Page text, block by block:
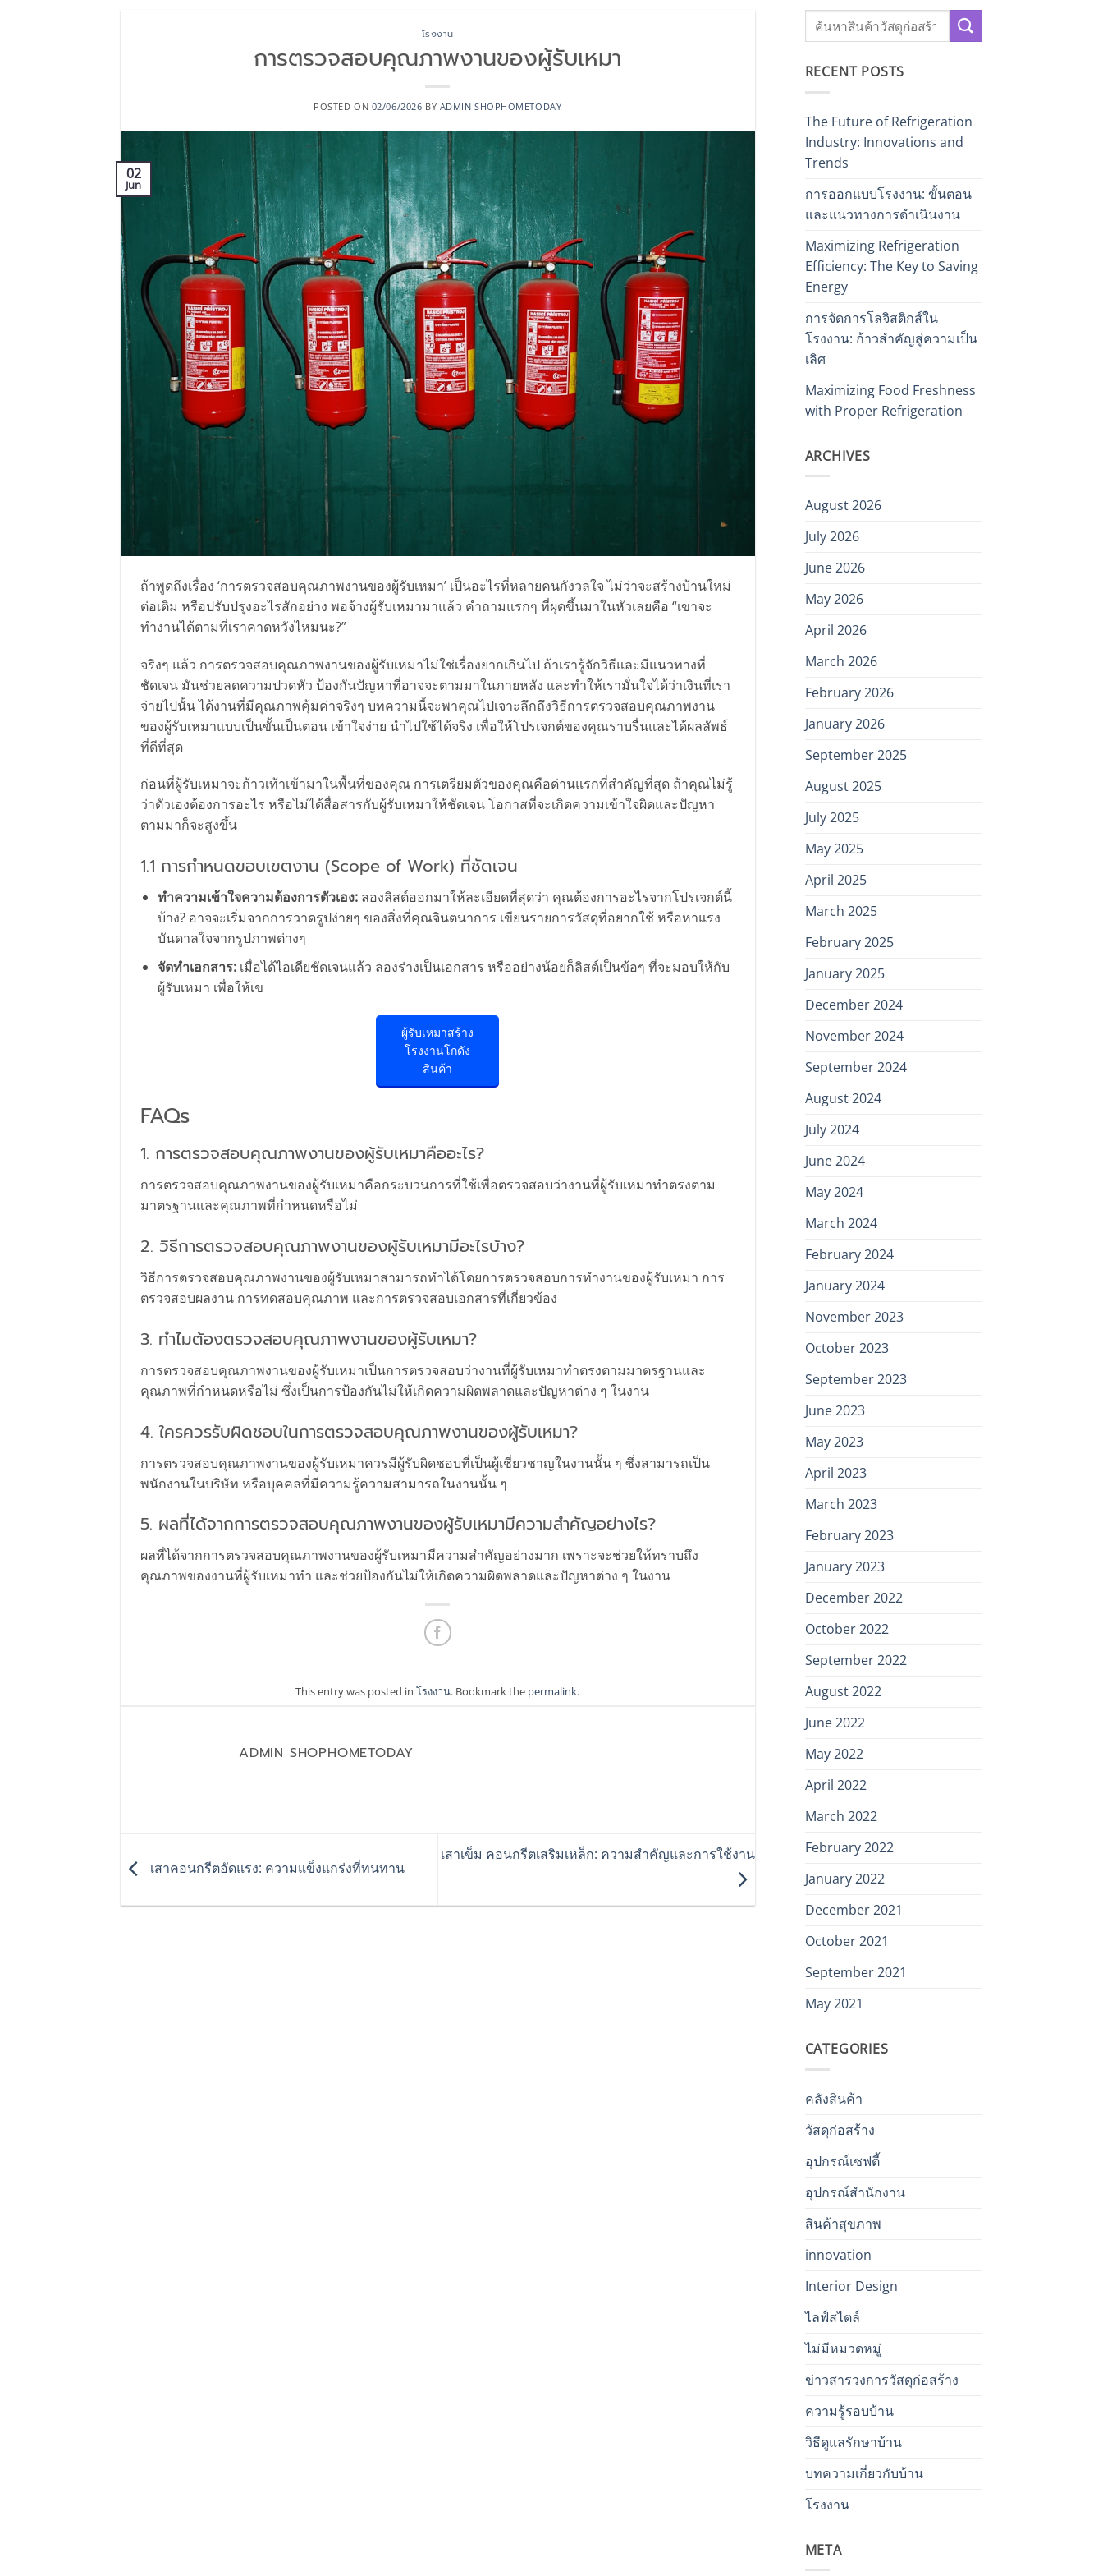
โรงงาน
การตรวจสอบคุณภาพงานของผู้รับเหมา
POSTED ON 02/06/2026 BY ADMIN SHOPHOMETODAY
02
Jun
ถ้าพูดถึงเรื่อง ‘การตรวจสอบคุณภาพงานของผู้รับเหมา’ เป็นอะไรที่หลายคนกังวลใจ ไม่ว่าจะสร้างบ้านใหม่
ต่อเติม หรือปรับปรุงอะไรสักอย่าง พอจ้างผู้รับเหมามาแล้ว คำถามแรกๆ ที่ผุดขึ้นมาในหัวเลยคือ “เขาจะ
ทำงานได้ตามที่เราคาดหวังไหมนะ?”
จริงๆ แล้ว การตรวจสอบคุณภาพงานของผู้รับเหมาไม่ใช่เรื่องยากเกินไป ถ้าเรารู้จักวิธีและมีแนวทางที่
ชัดเจน มันช่วยลดความปวดหัว ป้องกันปัญหาที่อาจจะตามมาในภายหลัง และทำให้เรามั่นใจได้ว่าเงินที่เรา
จ่ายไปนั้น ได้งานที่มีคุณภาพคุ้มค่าจริงๆ บทความนี้จะพาคุณไปเจาะลึกถึงวิธีการตรวจสอบคุณภาพงาน
ของผู้รับเหมาแบบเป็นขั้นเป็นตอน เข้าใจง่าย นำไปใช้ได้จริง เพื่อให้โปรเจกต์ของคุณราบรื่นและได้ผลลัพธ์
ที่ดีที่สุด
ก่อนที่ผู้รับเหมาจะก้าวเท้าเข้ามาในพื้นที่ของคุณ การเตรียมตัวของคุณคือด่านแรกที่สำคัญที่สุด ถ้าคุณไม่รู้
ว่าตัวเองต้องการอะไร หรือไม่ได้สื่อสารกับผู้รับเหมาให้ชัดเจน โอกาสที่จะเกิดความเข้าใจผิดและปัญหา
ตามมาก็จะสูงขึ้น
1.1 การกำหนดขอบเขตงาน (Scope of Work) ที่ชัดเจน
ทำความเข้าใจความต้องการตัวเอง:ลองลิสต์ออกมาให้ละเอียดที่สุดว่า คุณต้องการอะไรจากโปรเจกต์นี้
บ้าง? อาจจะเริ่มจากการวาดรูปง่ายๆ ของสิ่งที่คุณจินตนาการ เขียนรายการวัสดุที่อยากใช้ หรือหาแรง
บันดาลใจจากรูปภาพต่างๆ
จัดทำเอกสาร:เมื่อได้ไอเดียชัดเจนแล้ว ลองร่างเป็นเอกสาร หรืออย่างน้อยก็ลิสต์เป็นข้อๆ ที่จะมอบให้กับ
ผู้รับเหมา เพื่อให้เข
ผู้รับเหมาสร้าง
โรงงานโกดัง
สินค้า
FAQs
1. การตรวจสอบคุณภาพงานของผู้รับเหมาคืออะไร?
การตรวจสอบคุณภาพงานของผู้รับเหมาคือกระบวนการที่ใช้เพื่อตรวจสอบว่างานที่ผู้รับเหมาทำตรงตาม
มาตรฐานและคุณภาพที่กำหนดหรือไม่
2. วิธีการตรวจสอบคุณภาพงานของผู้รับเหมามีอะไรบ้าง?
วิธีการตรวจสอบคุณภาพงานของผู้รับเหมาสามารถทำได้โดยการตรวจสอบการทำงานของผู้รับเหมา การ
ตรวจสอบผลงาน การทดสอบคุณภาพ และการตรวจสอบเอกสารที่เกี่ยวข้อง
3. ทำไมต้องตรวจสอบคุณภาพงานของผู้รับเหมา?
การตรวจสอบคุณภาพงานของผู้รับเหมาเป็นการตรวจสอบว่างานที่ผู้รับเหมาทำตรงตามมาตรฐานและ
คุณภาพที่กำหนดหรือไม่ ซึ่งเป็นการป้องกันไม่ให้เกิดความผิดพลาดและปัญหาต่าง ๆ ในงาน
4. ใครควรรับผิดชอบในการตรวจสอบคุณภาพงานของผู้รับเหมา?
การตรวจสอบคุณภาพงานของผู้รับเหมาควรมีผู้รับผิดชอบที่เป็นผู้เชี่ยวชาญในงานนั้น ๆ ซึ่งสามารถเป็น
พนักงานในบริษัท หรือบุคคลที่มีความรู้ความสามารถในงานนั้น ๆ
5. ผลที่ได้จากการตรวจสอบคุณภาพงานของผู้รับเหมามีความสำคัญอย่างไร?
ผลที่ได้จากการตรวจสอบคุณภาพงานของผู้รับเหมามีความสำคัญอย่างมาก เพราะจะช่วยให้ทราบถึง
คุณภาพของงานที่ผู้รับเหมาทำ และช่วยป้องกันไม่ให้เกิดความผิดพลาดและปัญหาต่าง ๆ ในงาน
This entry was posted inโรงงาน. Bookmark the permalink.
ADMIN SHOPHOMETODAY
เสาคอนกรีตอัดแรง: ความแข็งแกร่งที่ทนทาน
เสาเข็ม คอนกรีตเสริมเหล็ก: ความสำคัญและการใช้งาน
RECENT POSTS
The Future of Refrigeration
Industry: Innovations and
Trends
การออกแบบโรงงาน: ขั้นตอน
และแนวทางการดำเนินงาน
Maximizing Refrigeration
Efficiency: The Key to Saving
Energy
การจัดการโลจิสติกส์ใน
โรงงาน: ก้าวสำคัญสู่ความเป็น
เลิศ
Maximizing Food Freshness
with Proper Refrigeration
ARCHIVES
August 2026
July 2026
June 2026
May 2026
April 2026
March 2026
February 2026
January 2026
September 2025
August 2025
July 2025
May 2025
April 2025
March 2025
February 2025
January 2025
December 2024
November 2024
September 2024
August 2024
July 2024
June 2024
May 2024
March 2024
February 2024
January 2024
November 2023
October 2023
September 2023
June 2023
May 2023
April 2023
March 2023
February 2023
January 2023
December 2022
October 2022
September 2022
August 2022
June 2022
May 2022
April 2022
March 2022
February 2022
January 2022
December 2021
October 2021
September 2021
May 2021
CATEGORIES
คลังสินค้า
วัสดุก่อสร้าง
อุปกรณ์เซฟตี้
อุปกรณ์สำนักงาน
สินค้าสุขภาพ
innovation
Interior Design
ไลฟ์สไตล์
ไม่มีหมวดหมู่
ข่าวสารวงการวัสดุก่อสร้าง
ความรู้รอบบ้าน
วิธีดูแลรักษาบ้าน
บทความเกี่ยวกับบ้าน
โรงงาน
META